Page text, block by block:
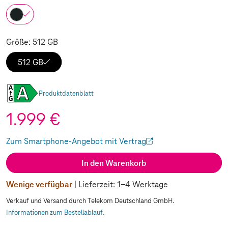
Größe: 512 GB
512 GB
Produktdatenblatt
1.999 €
Zum Smartphone-Angebot mit Vertrag
(Wird in einem neuen Tab geöffnet)
In den Warenkorb
Wenige verfügbar | Lieferzeit: 1-4 Werktage
Verkauf und Versand durch Telekom Deutschland GmbH.
Informationen zum Bestellablauf.